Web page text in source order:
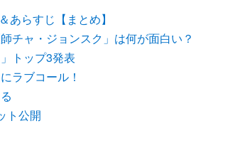
あらすじ【まとめ】
チャ・ジョンスク」は何が面白い？
トップ3発表
ラブコール！
ト公開